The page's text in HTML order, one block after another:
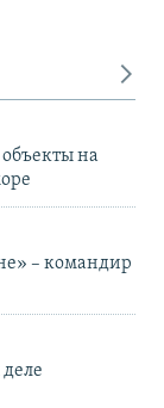
на
– командир